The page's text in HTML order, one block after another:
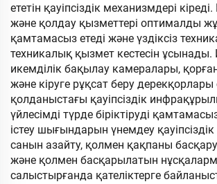
ететін қауіпсіздік механизмдері
және қолдау қызметтері оптималды
қамтамасыз етеді және үздіксіз
техникалық қызмет кестесін ұсынады.
икемділік бақылау камералары,
және кіруге рұқсат беру
қолданыстағы қауіпсіздік
үйлесімді түрде біріктіруді
істеу шығындарын үнемдеу
санын азайту, қолмен қақпаны
және қолмен басқарылатын
салыстырғанда қателіктерге